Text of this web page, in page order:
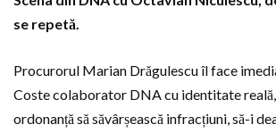
se repetă.
Procurorul Marian Drăgulescu îl face
Coste colaborator DNA cu identitate
ordonanță să săvârșească infracțiuni, să-i